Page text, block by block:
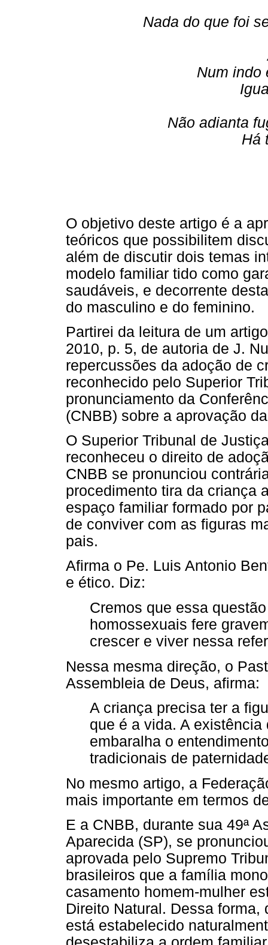
Nada do que foi
Num indo
Não adianta
Há
O objetivo deste artigo é a
teóricos que possibilitem
além de discutir dois temas
modelo familiar tido como
saudáveis, e decorrente
do masculino e do feminino.
Partirei da leitura de um
2010, p. 5, de autoria de J.
repercussões da adoção de
reconhecido pelo Superior
pronunciamento da
(CNBB) sobre a aprovação
O Superior Tribunal de
reconheceu o direito de
CNBB se pronunciou
procedimento tira da criança
espaço familiar formado por
de conviver com as figuras
pais.
Afirma o Pe. Luis Antonio
e ético. Diz:
Cremos que essa
homossexuais fere
crescer e viver nessa
Nessa mesma direção, o
Assembleia de Deus, afirma:
A criança precisa ter a
que é a vida. A
embaralha o
tradicionais de
No mesmo artigo, a
mais importante em termos
E a CNBB, durante sua 49ª
Aparecida (SP), se
aprovada pelo Supremo
brasileiros que a família
casamento homem-mulher
Direito Natural. Dessa
está estabelecido